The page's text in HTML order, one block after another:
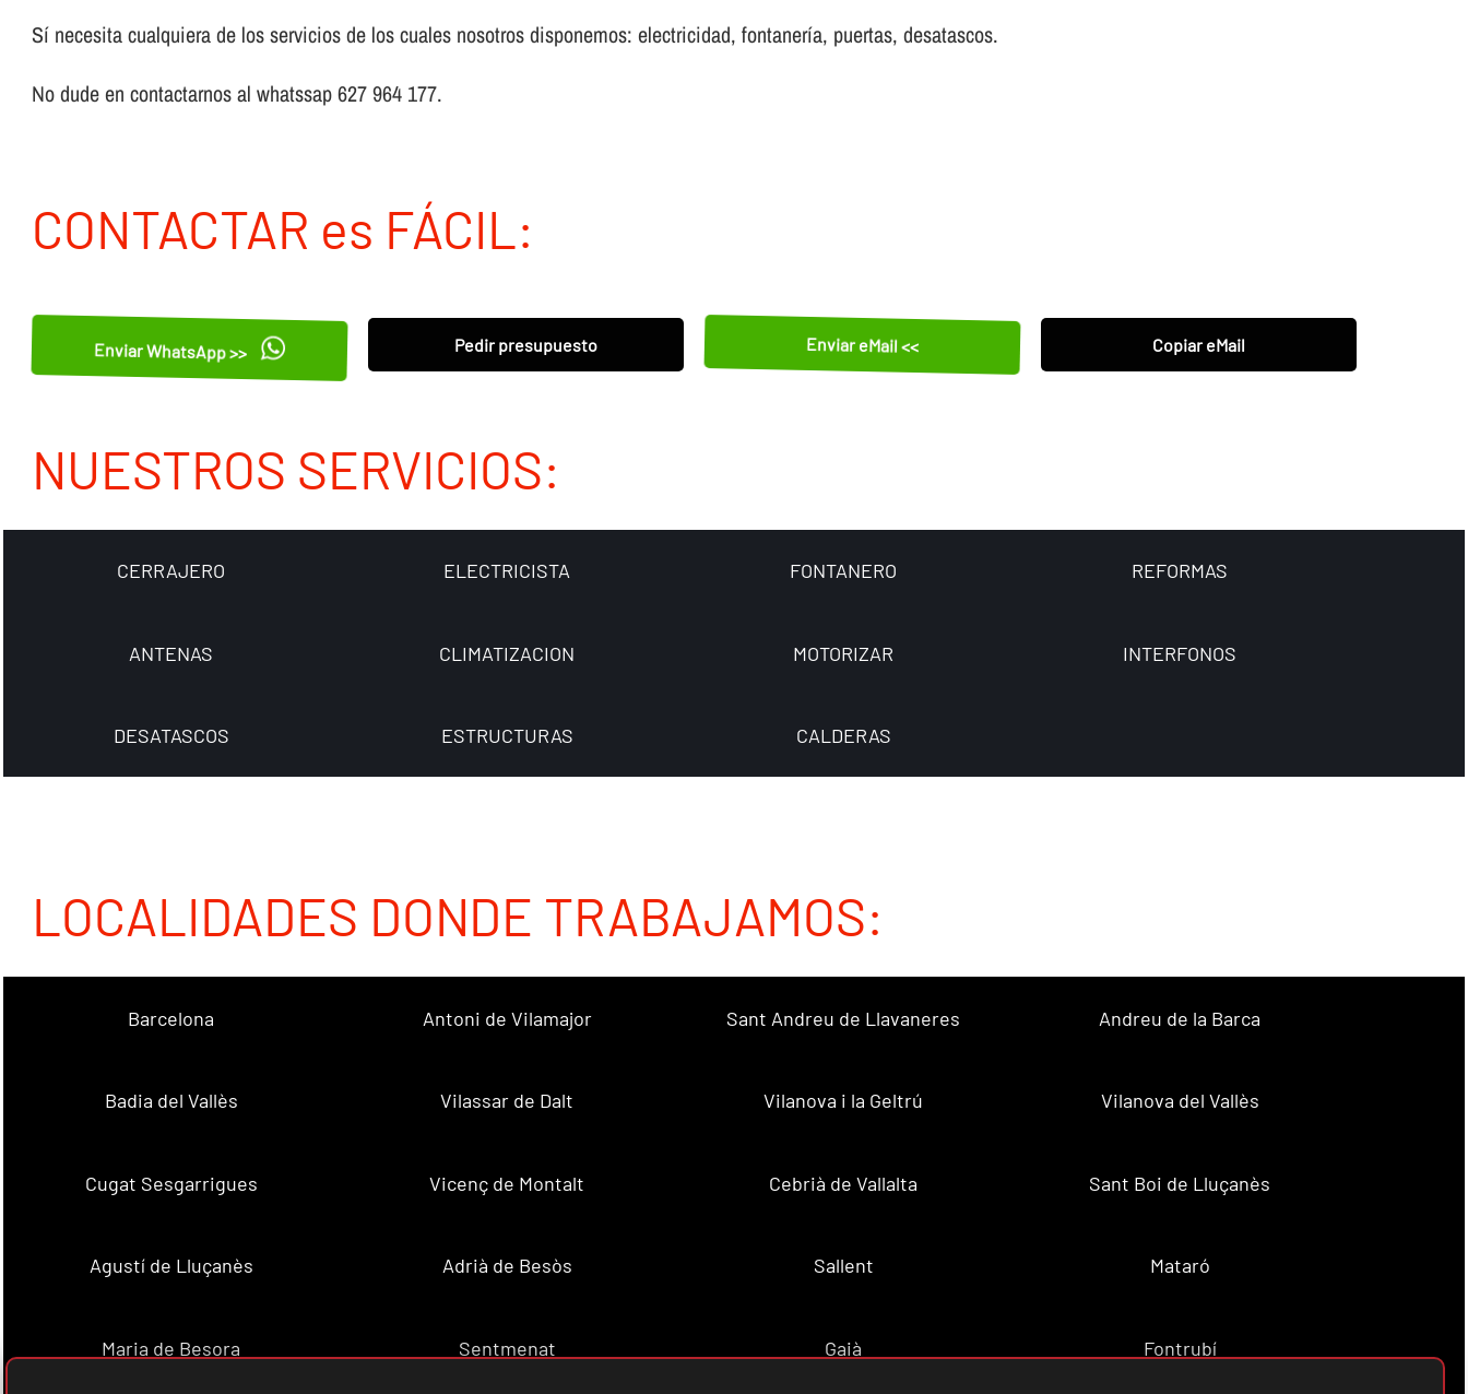
Sí necesita cualquiera de los servicios de los cuales nosotros disponemos: electricidad, fontanería, puertas, desatascos.
No dude en contactarnos al whatssap 627 964 177.
CONTACTAR es FÁCIL:
Enviar WhatsApp >> Pedir presupuesto Enviar eMail << Copiar eMail
NUESTROS SERVICIOS:
CERRAJERO ELECTRICISTA FONTANERO REFORMAS
ANTENAS CLIMATIZACION MOTORIZAR INTERFONOS
DESATASCOS ESTRUCTURAS CALDERAS
LOCALIDADES DONDE TRABAJAMOS:
Barcelona Antoni de Vilamajor Sant Andreu de Llavaneres Andreu de la Barca
Badia del Vallès Vilassar de Dalt Vilanova i la Geltrú Vilanova del Vallès
Cugat Sesgarrigues Vicenç de Montalt Cebrià de Vallalta Sant Boi de Lluçanès
Agustí de Lluçanès Adrià de Besòs Sallent Mataró
Maria de Besora Sentmenat Gaià Fontrubí